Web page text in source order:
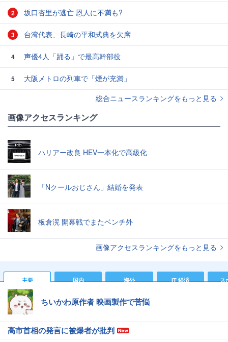
2 坂口杏里が逃亡 恩人に不満も?
3 台湾代表、長崎の平和式典を欠席
4 声優4人「踊る」で最高幹部役
5
大阪メトロの列車で「煙が充満」
総合ニュースランキングをもっと見る
画像アクセスランキング
ハリアー改良 HEV一本化で高級化
「Nクールおじさん」結婚を発表
板倉滉 開幕戦でまたベンチ外
画像アクセスランキングをもっと見る
主要 国内 海外 IT 経済 ス
ちいかわ原作者 映画製作で苦悩
高市首相の発言に被爆者が批判